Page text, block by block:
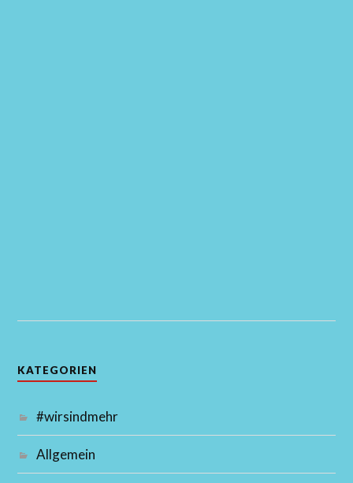
KATEGORIEN
#wirsindmehr
Allgemein